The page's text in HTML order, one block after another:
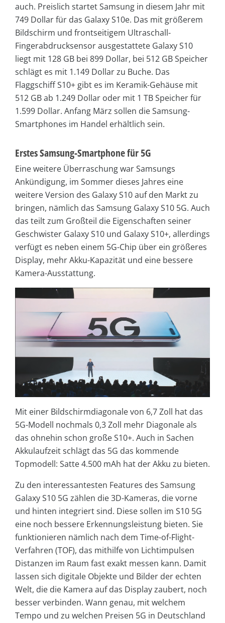
auch. Preislich startet Samsung in diesem Jahr mit
749 Dollar für das Galaxy S10e. Das mit größerem
Bildschirm und frontseitigem Ultraschall-
Fingerabdrucksensor ausgestattete Galaxy S10
liegt mit 128 GB bei 899 Dollar, bei 512 GB Speicher
schlägt es mit 1.149 Dollar zu Buche. Das
Flaggschiff S10+ gibt es im Keramik-Gehäuse mit
512 GB ab 1.249 Dollar oder mit 1 TB Speicher für
1.599 Dollar. Anfang März sollen die Samsung-
Smartphones im Handel erhältlich sein.
Erstes Samsung-Smartphone für 5G
Eine weitere Überraschung war Samsungs
Ankündigung, im Sommer dieses Jahres eine
weitere Version des Galaxy S10 auf den Markt zu
bringen, nämlich das Samsung Galaxy S10 5G. Auch
das teilt zum Großteil die Eigenschaften seiner
Geschwister Galaxy S10 und Galaxy S10+, allerdings
verfügt es neben einem 5G-Chip über ein größeres
Display, mehr Akku-Kapazität und eine bessere
Kamera-Ausstattung.
Mit einer Bildschirmdiagonale von 6,7 Zoll hat das
5G-Modell nochmals 0,3 Zoll mehr Diagonale als
das ohnehin schon große S10+. Auch in Sachen
Akkulaufzeit schlägt das 5G das kommende
Topmodell: Satte 4.500 mAh hat der Akku zu bieten.
Zu den interessantesten Features des Samsung
Galaxy S10 5G zählen die 3D-Kameras, die vorne
und hinten integriert sind. Diese sollen im S10 5G
eine noch bessere Erkennungsleistung bieten. Sie
funktionieren nämlich nach dem Time-of-Flight-
Verfahren (TOF), das mithilfe von Lichtimpulsen
Distanzen im Raum fast exakt messen kann. Damit
lassen sich digitale Objekte und Bilder der echten
Welt, die die Kamera auf das Display zaubert, noch
besser verbinden. Wann genau, mit welchem
Tempo und zu welchen Preisen 5G in Deutschland